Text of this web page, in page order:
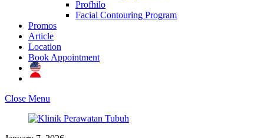
Profhilo
Facial Contouring Program
Promos
Article
Location
Book Appointment
Close Menu